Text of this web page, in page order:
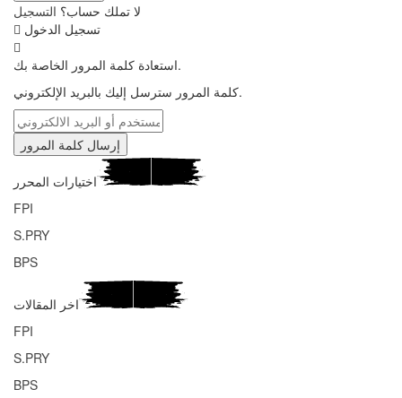
لا تملك حساب؟ التسجيل
تسجيل الدخول
استعادة كلمة المرور الخاصة بك.
كلمة المرور سترسل إليك بالبريد الإلكتروني.
اختيارات المحرر
FPI
S.PRY
BPS
اخر المقالات
FPI
S.PRY
BPS